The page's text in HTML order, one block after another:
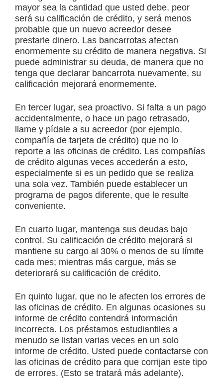
mayor sea la cantidad que usted debe, peor
será su calificación de crédito, y será menos
probable que un nuevo acreedor desee
prestarle dinero. Las bancarrotas afectan
enormemente su crédito de manera negativa. Si
puede administrar su deuda, de manera que no
tenga que declarar bancarrota nuevamente, su
calificación mejorará enormemente.
En tercer lugar, sea proactivo. Si falta a un pago
accidentalmente, o hace un pago retrasado,
llame y pídale a su acreedor (por ejemplo,
compañía de tarjeta de crédito) que no lo
reporte a las oficinas de crédito. Las compañías
de crédito algunas veces accederán a esto,
especialmente si es un pedido que se realiza
una sola vez. También puede establecer un
programa de pagos diferente, que le resulte
conveniente.
En cuarto lugar, mantenga sus deudas bajo
control. Su calificación de crédito mejorará si
mantiene su cargo al 30% o menos de su límite
cada mes; mientras más cargue, más se
deteriorará su calificación de crédito.
En quinto lugar, que no le afecten los errores de
las oficinas de crédito. En algunas ocasiones su
informe de crédito contendrá información
incorrecta. Los préstamos estudiantiles a
menudo se listan varias veces en un solo
informe de crédito. Usted puede contactarse con
las oficinas de crédito para que corrijan este tipo
de errores. (Esto se tratará más adelante).